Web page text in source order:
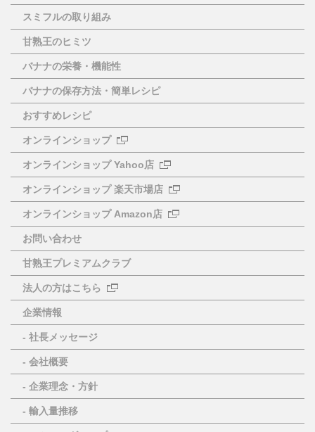
スミフルの取り組み
甘熟王のヒミツ
バナナの栄養・機能性
バナナの保存方法・簡単レシピ
おすすめレシピ
オンラインショップ
オンラインショップ Yahoo店
オンラインショップ 楽天市場店
オンラインショップ Amazon店
お問い合わせ
甘熟王プレミアムクラブ
法人の方はこちら
企業情報
- 社長メッセージ
- 会社概要
- 企業理念・方針
- 輸入量推移